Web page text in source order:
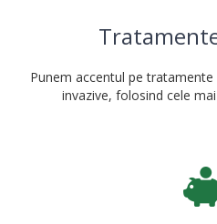
Punem accentul pe
invazive, folosind cele